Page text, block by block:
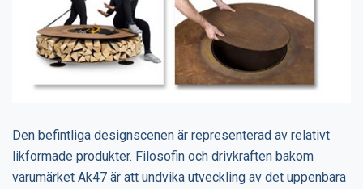
Den befintliga designscenen är representerad av relativt
likformade produkter. Filosofin och drivkraften bakom
varumärket Ak47 är att undvika utveckling av det uppenbara